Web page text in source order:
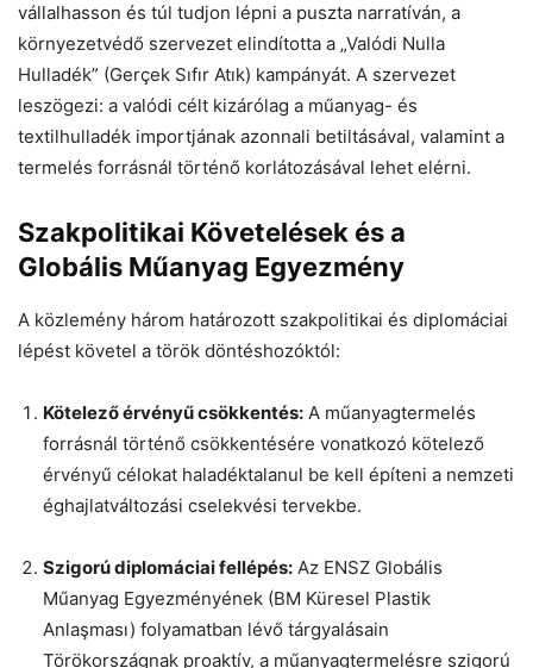
vállalhasson és túl tudjon lépni a puszta narratíván, a
környezetvédő szervezet elindította a „Valódi Nulla
Hulladék” (Gerçek Sıfır Atık) kampányát. A szervezet
leszögezi: a valódi célt kizárólag a műanyag- és
textilhulladék importjának azonnali betiltásával, valamint a
termelés forrásnál történő korlátozásával lehet elérni.
Szakpolitikai Követelések és a
Globális Műanyag Egyezmény
A közlemény három határozott szakpolitikai és diplomáciai
lépést követel a török döntéshozóktól:
Kötelező érvényű csökkentés: A műanyagtermelés
forrásnál történő csökkentésére vonatkozó kötelező
érvényű célokat haladéktalanul be kell építeni a nemzeti
éghajlatváltozási cselekvési tervekbe.
Szigorú diplomáciai fellépés: Az ENSZ Globális
Műanyag Egyezményének (BM Küresel Plastik
Anlaşması) folyamatban lévő tárgyalásain
Törökországnak proaktív, a műanyagtermelésre szigorú